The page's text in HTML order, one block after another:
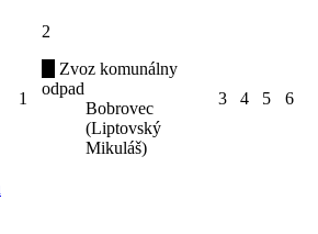
1
2
Zvoz komunálny
odpad
Bobrovec
(Liptovský
Mikuláš)
3 4 5 6